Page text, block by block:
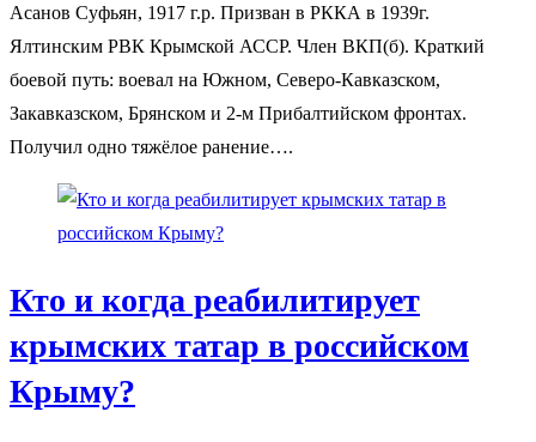
Асанов Суфьян, 1917 г.р. Призван в РККА в 1939г.
Ялтинским РВК Крымской АССР. Член ВКП(б). Краткий
боевой путь: воевал на Южном, Северо-Кавказском,
Закавказском, Брянском и 2-м Прибалтийском фронтах.
Получил одно тяжёлое ранение….
Кто и когда реабилитирует
крымских татар в российском
Крыму?